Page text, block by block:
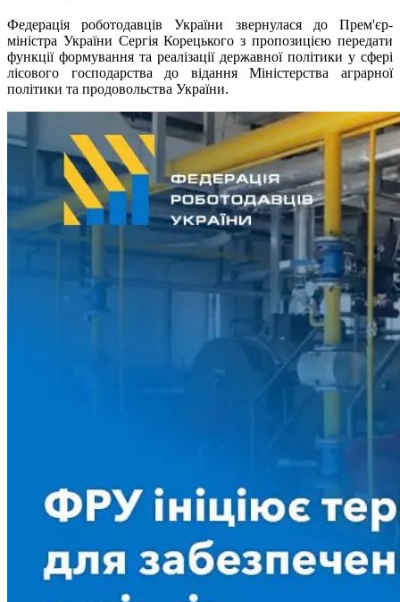
Федерація роботодавців України звернулася до Прем'єр-
міністра України Сергія Корецького з пропозицією передати
функції формування та реалізації державної політики у сфері
лісового господарства до відання Міністерства аграрної
політики та продовольства України.